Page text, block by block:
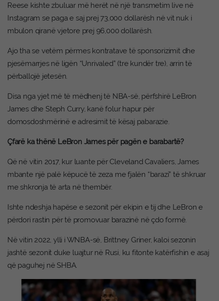
Reese kishte zbuluar më herët në një transmetim live në
Instagram se paga e saj prej 73,000 dollarësh në vit nuk i
mbulon qiranë vjetore prej 96,000 dollarësh.
Ajo tha se vetëm përmes kontratave të sponsorizimit dhe
pjesëmarrjes në ligën “Unrivaled” (tre kundër tre), arrin të
përballojë jetesën.
Disa nga yjet më të mëdhenj të NBA-së, përfshirë LeBron
James dhe Steph Curry, kanë folur hapur për
domosdoshmërinë e adresimit të kësaj pabarazie.
Çfarë ka thënë LeBron James për pagën e barabartë?
Që në vitin 2017, kur luante për Cleveland Cavaliers, James
mbante një palë këpucë të zeza me fjalën “barazi” të shkruar
me shkronja të arta në thembër.
Ishte ndeshja hapëse e sezonit për ekipin e tij dhe LeBron e
përdori rastin për të promovuar barazinë në çdo formë.
Në vitin 2022, ylli i WNBA-së, Brittney Griner, kaloi sezonin
jashtë sezonit duke luajtur në Rusi, ku fitonte katërfishin e asaj
që paguhej në SHBA.